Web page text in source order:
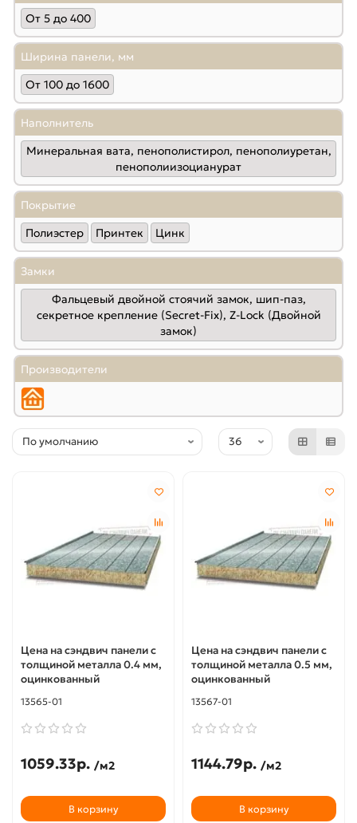
От 5 до 400
Ширина панели, мм
От 100 до 1600
Наполнитель
Минеральная вата, пенополистирол, пенополиуретан,
пенополиизоцианурат
Покрытие
Полиэстер
Принтек Цинк
Замки
Фальцевый двойной стоячий замок, шип-паз,
секретное крепление (Secret-Fix), Z-Lock (Двойной
замок)
Производители
Цена на сэндвич панели с
толщиной металла 0.4 мм,
оцинкованный
13565-01
1059.33р. /м2
В корзину
Цена на сэндвич панели с
толщиной металла 0.5 мм,
оцинкованный
13567-01
1144.79р. /м2
В корзину